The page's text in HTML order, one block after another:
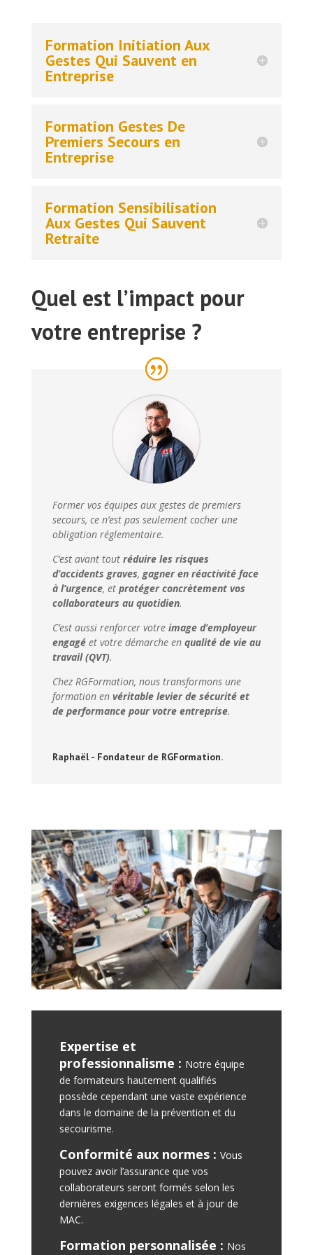
Formation Initiation Aux
Gestes Qui Sauvent en
Entreprise
Formation Gestes De
Premiers Secours en
Entreprise
Formation Sensibilisation
Aux Gestes Qui Sauvent
Retraite
Quel est l’impact pour
votre entreprise ?
Former vos équipes aux gestes de premiers
secours, ce n’est pas seulement cocher une
obligation réglementaire.
C’est avant tout réduire les risques
d’accidents graves, gagner en réactivité face
à l’urgence, et protéger concrètement vos
collaborateurs au quotidien.
C’est aussi renforcer votre image d’employeur
engagéet votre démarche en qualité de vie au
travail (QVT).
Chez RGFormation, nous transformons une
formation en véritable levier de sécurité et
de performance pour votre entreprise.
Raphaël - Fondateur de RGFormation.
Expertise et
professionnalisme : Notre équipe
de formateurs hautement qualifiés
possède cependant une vaste expérience
dans le domaine de la prévention et du
secourisme.
Conformité aux normes : Vous
pouvez avoir l’assurance que vos
collaborateurs seront formés selon les
dernières exigences légales et à jour de
MAC.
Formation personnalisée : Nos